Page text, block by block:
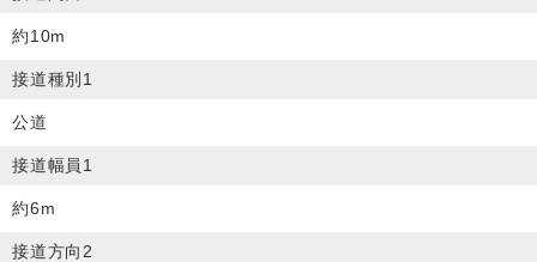
約10m
接道種別1
公道
接道幅員1
約6m
接道方向2